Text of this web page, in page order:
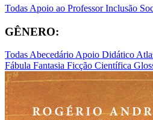
Todas Apoio ao ProfessorInclusão
GÊNERO:
TodasAbecedárioApoio Didático
Fábula Fantasia Ficção Científica